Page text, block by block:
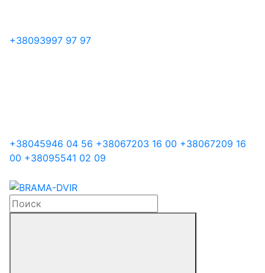
+38093997 97 97
+38045946 04 56 +38067203 16 00 +38067209 16
00 +38095541 02 09